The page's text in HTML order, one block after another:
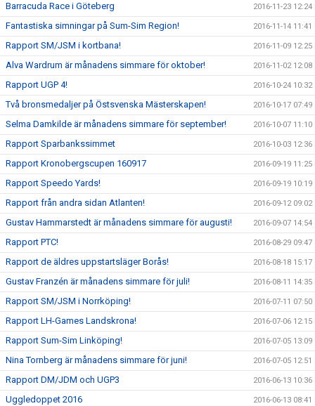
Barracuda Race i Göteberg 2016-11-23 12:24
Fantastiska simningar på Sum-Sim Region! 2016-11-14 11:41
Rapport SM/JSM i kortbana! 2016-11-09 12:25
Alva Wardrum är månadens simmare för oktober! 2016-11-02 12:08
Rapport UGP 4! 2016-10-24 10:32
Två bronsmedaljer på Östsvenska Mästerskapen! 2016-10-17 07:49
Selma Damkilde är månadens simmare för september! 2016-10-07 11:10
Rapport Sparbankssimmet 2016-10-03 12:36
Rapport Kronobergscupen 160917 2016-09-19 11:25
Rapport Speedo Yards! 2016-09-19 10:19
Rapport från andra sidan Atlanten! 2016-09-12 09:02
Gustav Hammarstedt är månadens simmare för augusti! 2016-09-07 14:54
Rapport PTC! 2016-08-29 09:47
Rapport de äldres uppstartsläger Borås! 2016-08-18 15:17
Gustav Franzén är månadens simmare för juli! 2016-08-11 14:35
Rapport SM/JSM i Norrköping! 2016-07-11 07:50
Rapport LH-Games Landskrona! 2016-07-06 12:15
Rapport Sum-Sim Linköping! 2016-07-05 13:09
Nina Tornberg är månadens simmare för juni! 2016-07-05 12:51
Rapport DM/JDM och UGP3 2016-06-13 10:36
Uggledoppet 2016 2016-06-13 08:41